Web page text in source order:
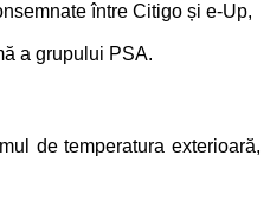
între Citigo și e-Up,
a grupului PSA.
de temperatura exterioară,